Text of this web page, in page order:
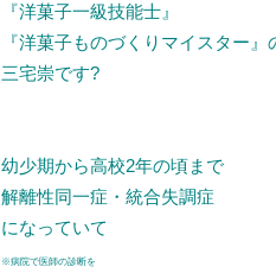
『洋菓子一級技能士』
『洋菓子ものづくりマイスター』
三宅崇です?
幼少期から高校2年の頃まで
解離性同一症・統合失調症
になっていて
※病院で医師の診断を